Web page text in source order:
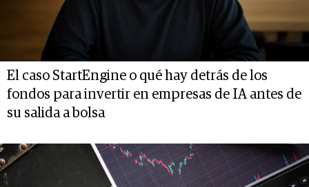
El caso StartEngine o qué hay detrás de los
fondos para invertir en empresas de IA antes de
su salida a bolsa